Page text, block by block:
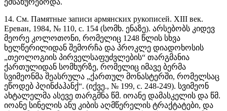
14. См. Памятные записи армянских рукописей. XIII век.
Ереван, 1984, № 110, с. 154 (სომხ. ენაზე). არსებობს კიდევ
მეორე კოლოთონი, რომელიც 1248 წლის სხვა
ხელწერილიდან შემორჩა და პროკლე დიადოხოსის
„თეოლოგიის პირველსაფუძვლების“ თარგმანია
ქართულიდან სომხურზე, რომელიც იმავე ბერმა
სვიმეონმა შეასრულა „ქართულ მონასტერში, რომელსაც
ეწოდებ პღინძაჰანქ“. (იქვე., № 199, с. 248-249). სვიმეონ
ახტალელმა ასევე თარგმნა წმ. იოანე დამასკელის და წმ.
იოანე სინელის ანუ კიბის აღმწერელის ტრაქტატები, და